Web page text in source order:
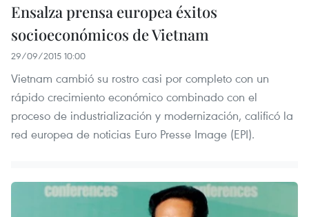
Ensalza prensa europea éxitos
socioeconómicos de Vietnam
29/09/2015 10:00
Vietnam cambió su rostro casi por completo con un
rápido crecimiento económico combinado con el
proceso de industrialización y modernización, calificó la
red europea de noticias Euro Presse Image (EPI).